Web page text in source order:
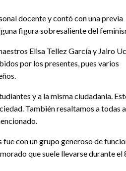
docente y contó con una previa
figura sobresaliente del
Elisa Tellez García y Jairo
por los presentes, pues varios
y a la misma ciudadanía.
También resaltamos a todas
con un grupo generoso de
que suele llevarse durante el